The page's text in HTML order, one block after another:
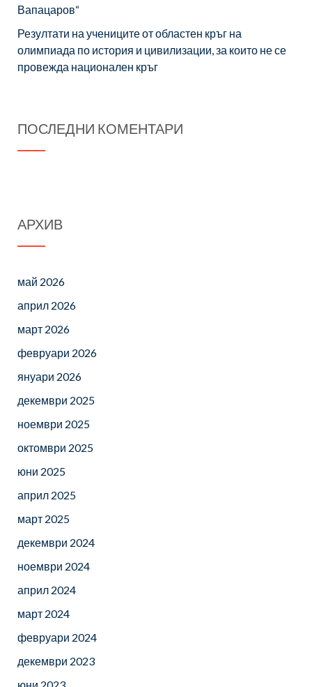
Вапацаров“
Резултати на учениците от областен кръг на
олимпиада по история и цивилизации, за които не се
провежда национален кръг
ПОСЛЕДНИ КОМЕНТАРИ
АРХИВ
май 2026
април 2026
март 2026
февруари 2026
януари 2026
декември 2025
ноември 2025
октомври 2025
юни 2025
април 2025
март 2025
декември 2024
ноември 2024
април 2024
март 2024
февруари 2024
декември 2023